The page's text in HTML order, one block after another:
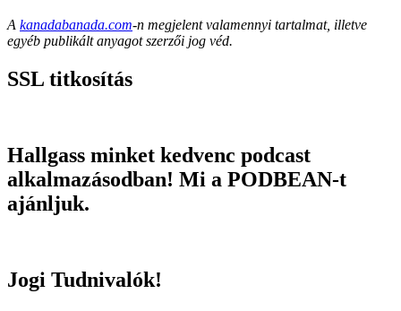
A kanadabanada.com-n megjelent valamennyi tartalmat, illetve
egyéb publikált anyagot szerzői jog véd.
SSL titkosítás
Hallgass minket kedvenc podcast
alkalmazásodban! Mi a PODBEAN-t
ajánljuk.
Jogi Tudnivalók!